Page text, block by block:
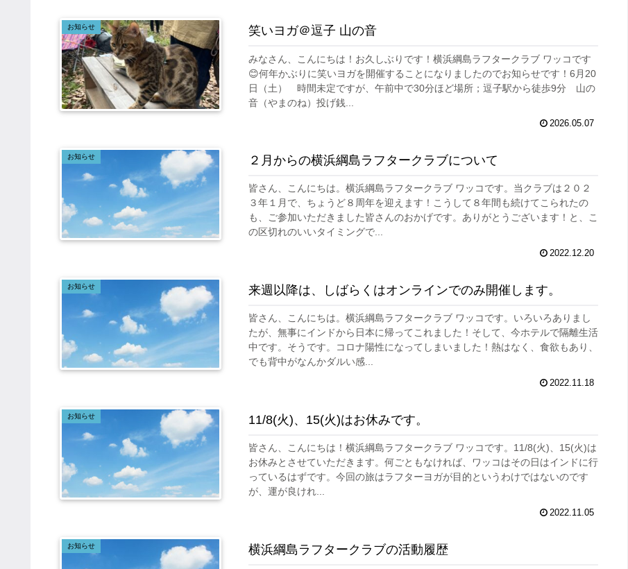
お知らせ 笑いヨガ＠逗子 山の音
みなさん、こんにちは！お久しぶりです！横浜綱島ラフタークラブ ワッコです
😊何年かぶりに笑いヨガを開催することになりましたのでお知らせです！6月20
日（土） 時間未定ですが、午前中で30分ほど場所；逗子駅から徒歩9分 山の
音（やまのね）投げ銭...
2026.05.07
お知らせ ２月からの横浜綱島ラフタークラブについて
皆さん、こんにちは。横浜綱島ラフタークラブ ワッコです。当クラブは２０２
３年１月で、ちょうど８周年を迎えます！こうして８年間も続けてこられたの
も、ご参加いただきました皆さんのおかげです。ありがとうございます！と、こ
の区切れのいいタイミングで...
2022.12.20
お知らせ 来週以降は、しばらくはオンラインでのみ開催します。
皆さん、こんにちは。横浜綱島ラフタークラブ ワッコです。いろいろありまし
たが、無事にインドから日本に帰ってこれました！そして、今ホテルで隔離生活
中です。そうです。コロナ陽性になってしまいました！熱はなく、食欲もあり、
でも背中がなんかダルい感...
2022.11.18
お知らせ 11/8(火)、15(火)はお休みです。
皆さん、こんにちは！横浜綱島ラフタークラブ ワッコです。11/8(火)、15(火)は
お休みとさせていただきます。何ごともなければ、ワッコはその日はインドに行
っているはずです。今回の旅はラフターヨガが目的というわけではないのです
が、運が良けれ...
2022.11.05
お知らせ 横浜綱島ラフタークラブの活動履歴